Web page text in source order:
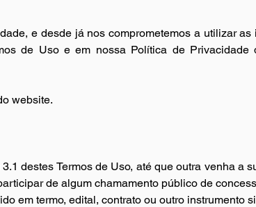
e desde já nos comprometemos a utilizar
de Uso e em nossa Política de
website.
destes Termos de Uso, até que outra venha a
de algum chamamento público de
em termo, edital, contrato ou outro instrumento